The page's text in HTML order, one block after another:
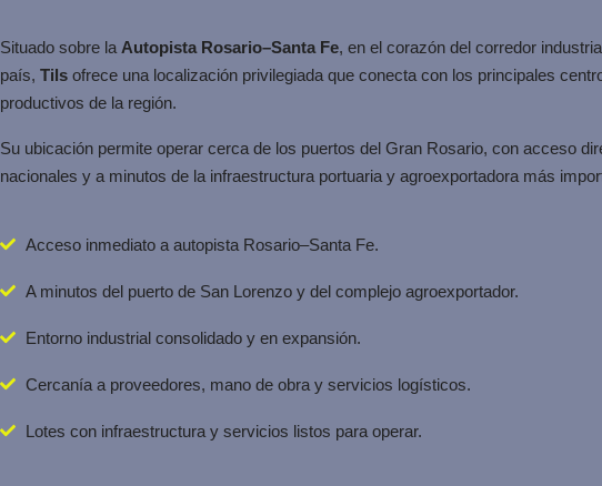
Situado sobre la Autopista Rosario–Santa Fe, en el corazón del corredor
país, Tils ofrece una localización privilegiada que conecta con los principales
productivos de la región.
Su ubicación permite operar cerca de los puertos del Gran Rosario, con acceso
nacionales y a minutos de la infraestructura portuaria y agroexportadora más
Acceso inmediato a autopista Rosario–Santa Fe.
A minutos del puerto de San Lorenzo y del complejo agroexportador.
Entorno industrial consolidado y en expansión.
Cercanía a proveedores, mano de obra y servicios logísticos.
Lotes con infraestructura y servicios listos para operar.